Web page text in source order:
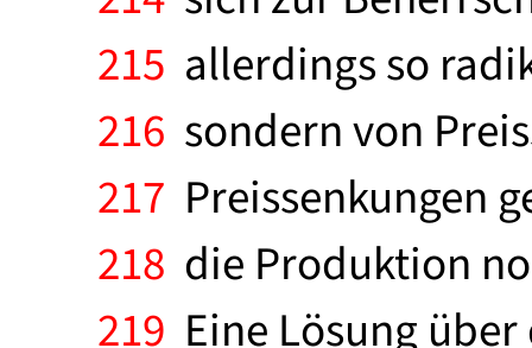
215 allerdings so
216 sondern von
217 Preissenkungen
218 die Produktion
219 Eine Lösung